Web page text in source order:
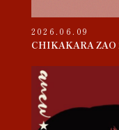
2026.06.09
CHIKAKARA ZAO